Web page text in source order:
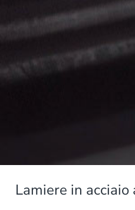
Lamiere in acciaio